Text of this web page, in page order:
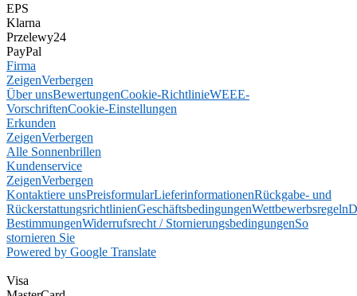
EPS
Klarna
Przelewy24
PayPal
Firma
ZeigenVerbergen
Über unsBewertungenCookie-RichtlinieWEEE-
VorschriftenCookie-Einstellungen
Erkunden
ZeigenVerbergen
Alle Sonnenbrillen
Kundenservice
ZeigenVerbergen
Kontaktiere unsPreisformularLieferinformationenRückgabe- und
RückerstattungsrichtlinienGeschäftsbedingungenWettbewerbsregeln
BestimmungenWiderrufsrecht / StornierungsbedingungenSo
stornieren Sie
Powered by Google Translate
Visa